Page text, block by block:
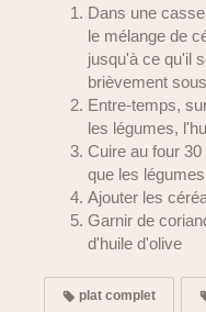
Dans une
le mélange de
jusqu'à ce qu'il
brièvement
Entre-temps,
les légumes,
Cuire au four
que les
Ajouter les
Garnir de
d'huile d'olive
plat complet